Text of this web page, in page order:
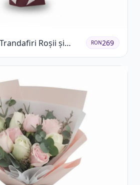
Roșii și
RON269